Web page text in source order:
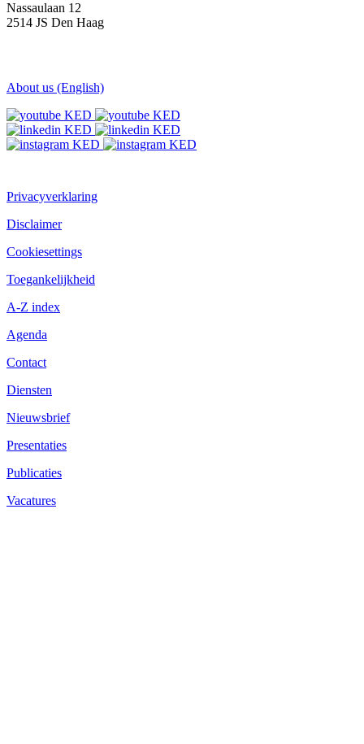
Nassaulaan 12
2514 JS Den Haag
About us (English)
Privacyverklaring
Disclaimer
Cookiesettings
Toegankelijkheid
A-Z index
Agenda
Contact
Diensten
Nieuwsbrief
Presentaties
Publicaties
Vacatures